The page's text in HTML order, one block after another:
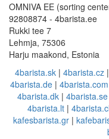
OMNIVA EE (sorting
92808874 - 4barista.ee
Rukki tee 7
Lehmja, 75306
Harju maakond, Estonia
4barista.sk| 4barista.cz|
4barista.de | 4barista.com
4barista.dk | 4barista.se
4barista.lt |
kafesbarista.gr|